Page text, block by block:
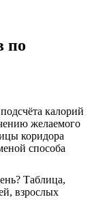
по
калорий
желаемого
коридора
способа